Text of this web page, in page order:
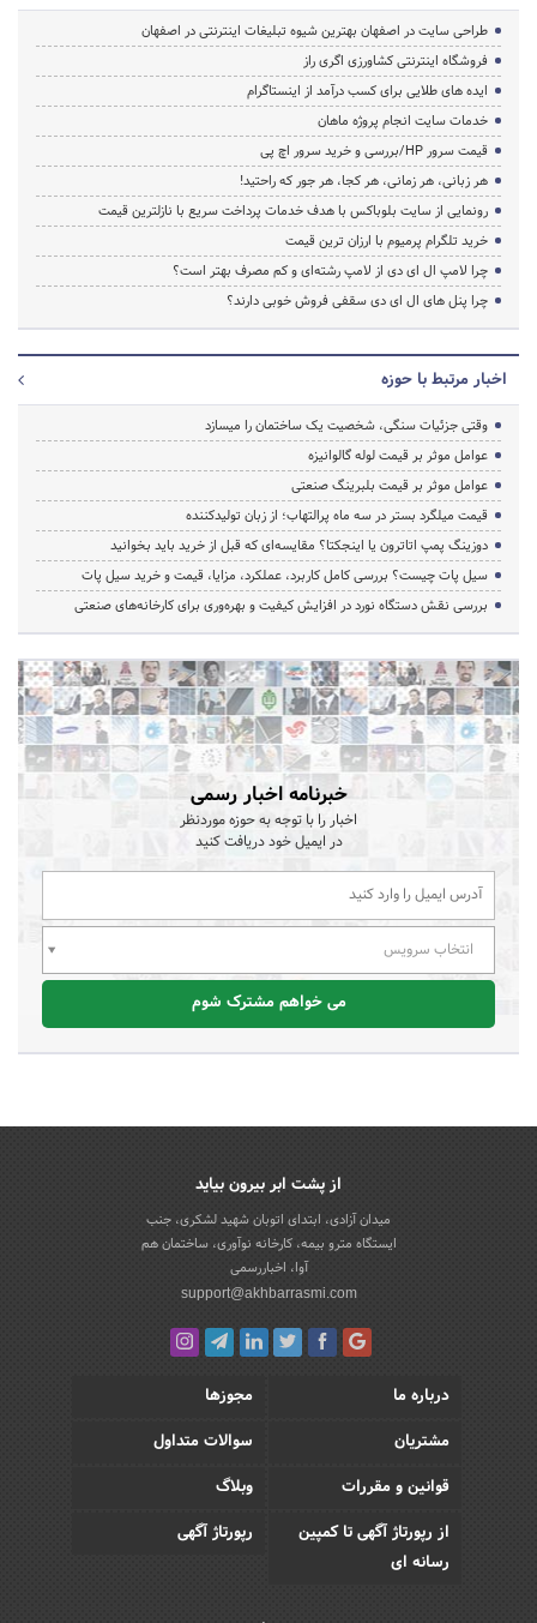
طراحی سایت در اصفهان بهترین شیوه تبلیغات اینترنتی در اصفهان
فروشگاه اینترنتی کشاورزی اگری راز
ایده های طلایی برای کسب درآمد از اینستاگرام
خدمات سایت انجام پروژه ماهان
قیمت سرور HP/بررسی و خرید سرور اچ پی
هر زبانی، هر زمانی، هر کجا، هر جور که راحتید!
رونمایی از سایت بلوباکس با هدف خدمات پرداخت سریع با نازلترین قیمت
خرید تلگرام پرمیوم با ارزان ترین قیمت
چرا لامپ ال ای دی از لامپ رشته‌ای و کم مصرف بهتر است؟
چرا پنل های ال ای دی سقفی فروش خوبی دارند؟
اخبار مرتبط با حوزه
وقتی جزئیات سنگی، شخصیت یک ساختمان را میسازد
عوامل موثر بر قیمت لوله گالوانیزه
عوامل موثر بر قیمت بلبرینگ صنعتی
قیمت میلگرد بستر در سه ماه پرالتهاب؛ از زبان تولیدکننده
دوزینگ پمپ اتاترون یا اینجکتا؟ مقایسه‌ای که قبل از خرید باید بخوانید
سیل پات چیست؟ بررسی کامل کاربرد، عملکرد، مزایا، قیمت و خرید سیل پات
بررسی نقش دستگاه نورد در افزایش کیفیت و بهره‌وری برای کارخانه‌های صنعتی
خبرنامه اخبار رسمی
اخبار را با توجه به حوزه موردنظر
در ایمیل خود دریافت کنید
انتخاب سرویس
می خواهم مشترک شوم
از پشت ابر بیرون بیاید
میدان آزادی، ابتدای اتوبان شهید لشکری، جنب
ایستگاه مترو بیمه، کارخانه نوآوری، ساختمان هم
آوا، اخباررسمی
support@akhbarrasmi.com
درباره ما
مجوزها
مشتریان
سوالات متداول
قوانین و مقررات
وبلاگ
از رپورتاژ آگهی تا کمپین
رسانه ای
رپورتاژ آگهی